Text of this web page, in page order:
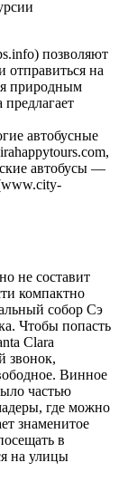
позволяют
отправиться на
природным
автобусные
автобусы —
не составит
компактно
собор Сэ
Чтобы попасть
Clara
звонок,
Винное
частью
где можно
знаменитое
в
на улицы